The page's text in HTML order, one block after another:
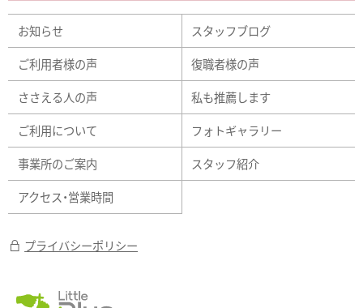
お知らせ
スタッフブログ
ご利用者様の声
復職者様の声
ささえる人の声
私も推薦します
ご利用について
フォトギャラリー
事業所のご案内
スタッフ紹介
アクセス・営業時間
プライバシーポリシー